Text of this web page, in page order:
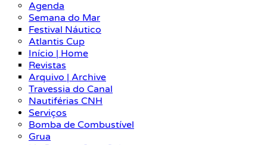
Agenda
Semana do Mar
Festival Náutico
Atlantis Cup
Início | Home
Revistas
Arquivo | Archive
Travessia do Canal
Nautiférias CNH
Serviços
Bomba de Combustível
Grua